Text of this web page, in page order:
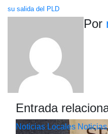
su salida del PLD
Por
Entrada
Noticias Locales